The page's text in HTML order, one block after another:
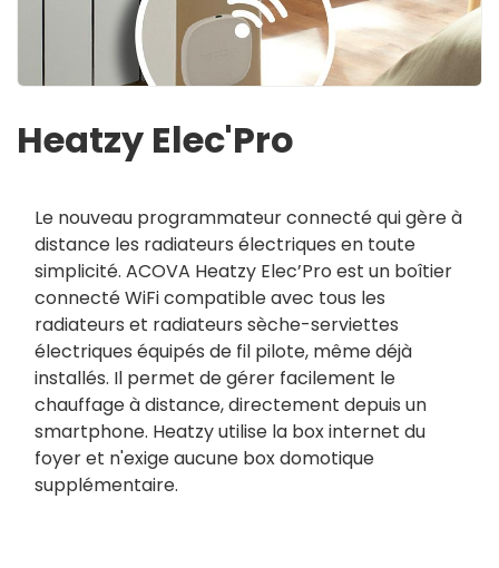
Heatzy Elec'Pro
Le nouveau programmateur connecté qui gère à
distance les radiateurs électriques en toute
simplicité. ACOVA Heatzy Elec’Pro est un boîtier
connecté WiFi compatible avec tous les
radiateurs et radiateurs sèche-serviettes
électriques équipés de fil pilote, même déjà
installés. Il permet de gérer facilement le
chauffage à distance, directement depuis un
smartphone. Heatzy utilise la box internet du
foyer et n'exige aucune box domotique
supplémentaire.